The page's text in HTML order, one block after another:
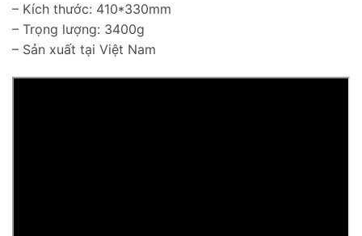
– Kích thước: 410*330mm
– Trọng lượng: 3400g
– Sản xuất tại Việt Nam